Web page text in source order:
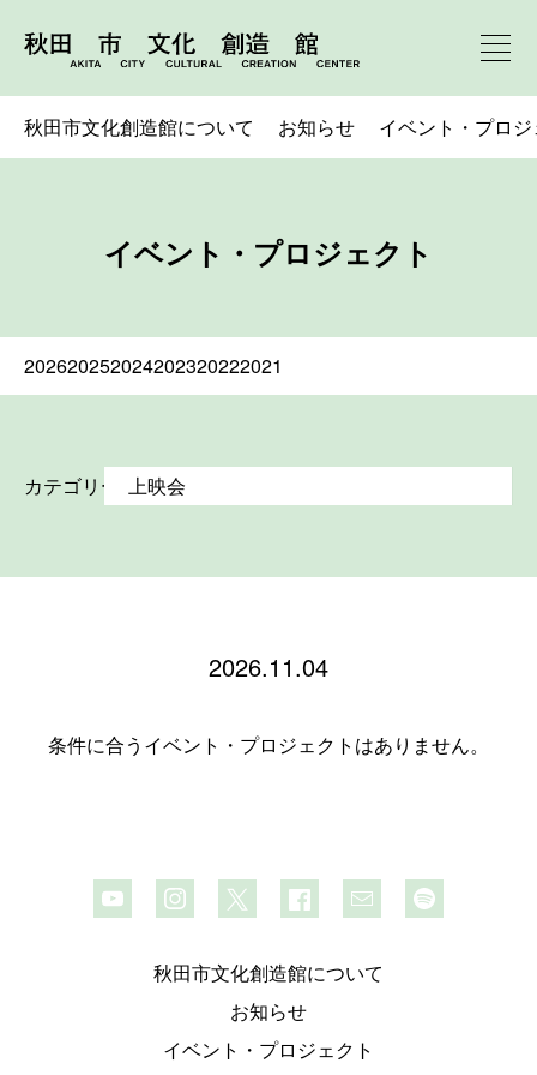
秋田市文化創造館について お知らせ イベント・プロ
イベント・プロジェクト
202620252024202320222021
カテゴリー
2026.11.04
条件に合うイベント・プロジェクトはありません。
秋田市文化創造館について
お知らせ
イベント・プロジェクト